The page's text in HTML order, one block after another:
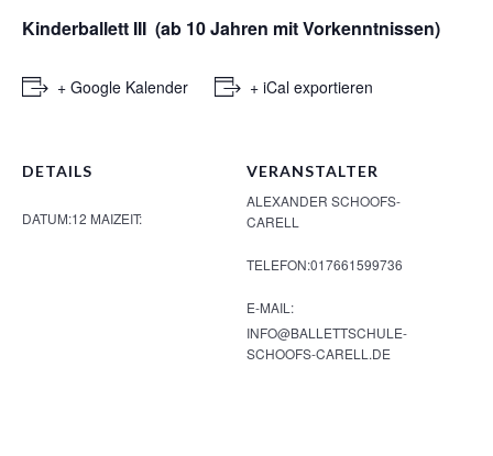
Kinderballett III (ab 10 Jahren mit Vorkenntnissen)
+ Google Kalender + iCal exportieren
DETAILS
DATUM:12 MAIZEIT:
VERANSTALTER
ALEXANDER SCHOOFS-
CARELL
TELEFON:017661599736
E-MAIL:
INFO@BALLETTSCHULE-
SCHOOFS-CARELL.DE